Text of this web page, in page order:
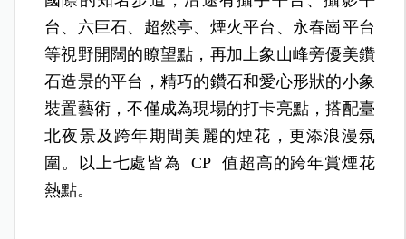
台、六巨石、超然亭、煙火平台、永春崗平台
等視野開闊的瞭望點，再加上象山峰旁優美鑽
石造景的平台，精巧的鑽石和愛心形狀的小象
裝置藝術，不僅成為現場的打卡亮點，搭配臺
北夜景及跨年期間美麗的煙花，更添浪漫氛
圍。以上七處皆為 CP 值超高的跨年賞煙花
熱點。